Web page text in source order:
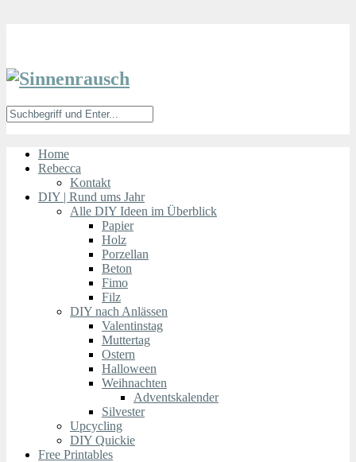
Home
Rebecca
Kontakt
DIY | Rund ums Jahr
Alle DIY Ideen im Überblick
Papier
Holz
Porzellan
Beton
Fimo
Filz
DIY nach Anlässen
Valentinstag
Muttertag
Ostern
Halloween
Weihnachten
Adventskalender
Silvester
Upcycling
DIY Quickie
Free Printables